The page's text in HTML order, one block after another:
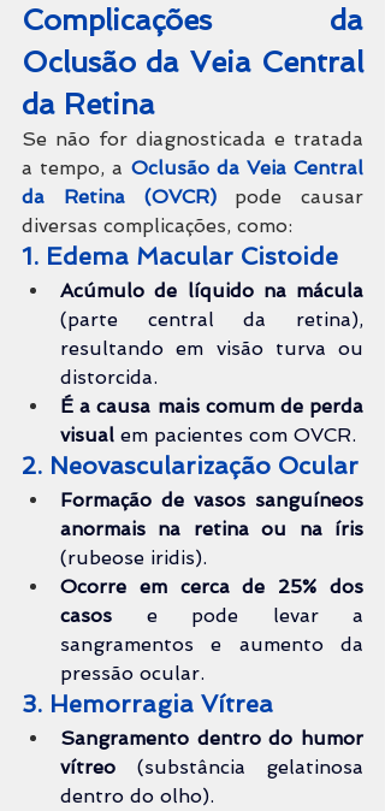
Complicações da
Oclusão da Veia Central
da Retina
Se não for diagnosticada e tratada
a tempo, a Oclusão da Veia Central
da Retina (OVCR) pode causar
diversas complicações, como:
1. Edema Macular Cistoide
Acúmulo de líquido na mácula
(parte central da retina),
resultando em visão turva ou
distorcida.
É a causa mais comum de perda
visual em pacientes com OVCR.
2. Neovascularização Ocular
Formação de vasos sanguíneos
(rubeose iridis).
Ocorre em cerca de 25% dos
casos e pode levar a
sangramentos e aumento da
pressão ocular.
3. Hemorragia Vítrea
Sangramento dentro do humor
vítreo (substância gelatinosa
dentro do olho).